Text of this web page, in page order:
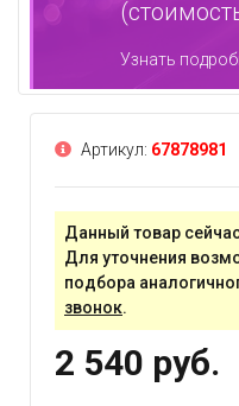
Узнать
Артикул: 67878981
Данный товар
Для уточнения
подбора
звонок.
2 540 руб.